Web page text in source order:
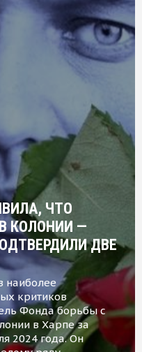
ЧТО
КОЛОНИИ —
ДВЕ
наиболее
критиков
Фонда борьбы с
в Харпе за
2024 года. Он